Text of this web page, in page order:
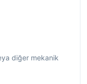
diğer mekanik